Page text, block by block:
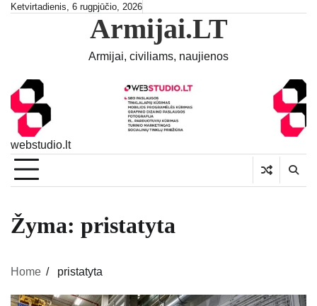
SkipKetvirtadienis, 6 rugpjūčio, 2026
Armijai.LT
Armijai, civiliams, naujienos
webstudio.lt
Žyma: pristatyta
Home pristatyta